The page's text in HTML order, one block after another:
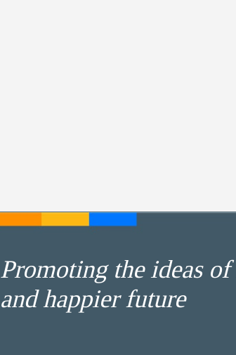
Promoting the ideas
and happier future